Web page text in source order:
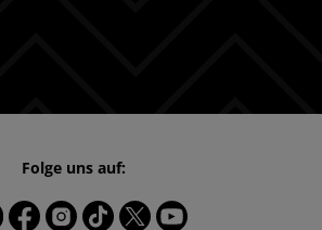
Folge uns auf: